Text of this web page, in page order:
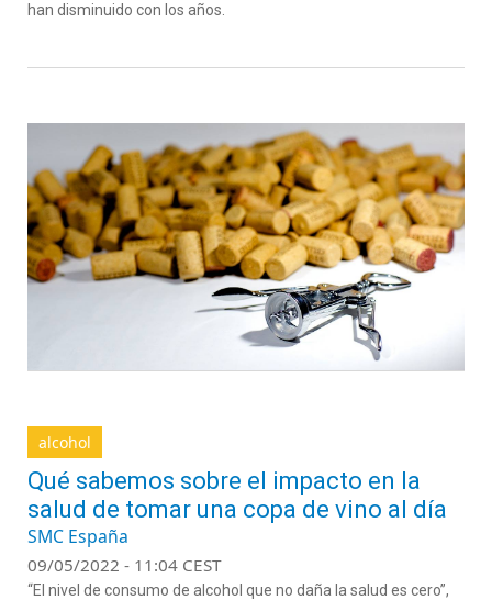
han disminuido con los años.
alcohol
Qué sabemos sobre el impacto en la
salud de tomar una copa de vino al día
SMC España
09/05/2022 - 11:04 CEST
“El nivel de consumo de alcohol que no daña la salud es cero”,